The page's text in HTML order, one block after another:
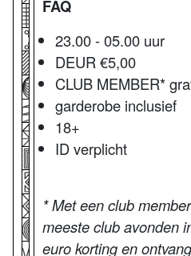
FAQ
23.00 - 05.00 uur
DEUR €5,00
CLUB MEMBER*
garderobe inclusief
18+
ID verplicht
* Met een club
meeste club avonden
euro korting en